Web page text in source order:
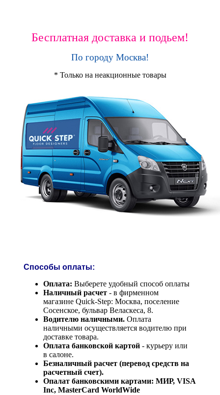
Бесплатная доставка и подьем!
По городу Москва!
* Только на неакционные товары
Способы оплаты:
Оплата: Выберете удобный способ оплаты
Наличный расчет - в фирменном
магазине Quick-Step: Москва, поселение
Сосенское, бульвар Веласкеса, 8.
Водителю наличными. Оплата
наличными осуществляется водителю при
доставке товара.
Оплата банковской картой - курьеру или
в салоне.
Безналичный расчет (перевод средств на
расчетный счет).
Опалат банковскими картами: МИР, VISA
Inc, MasterCard WorldWide